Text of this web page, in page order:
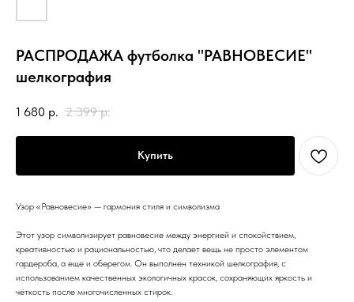
РАСПРОДАЖА футболка "РАВНОВЕСИЕ"
шелкография
1 680 р. 2 399 р.
Купить
Узор «Равновесие» — гармония стиля и символизма
Этот узор символизирует равновесие между энергией и спокойствием,
креативностью и рациональностью, что делает вещь не просто элементом
гардероба, а еще и оберегом. Он выполнен техникой шелкография, с
использованием качественных экологичных красок, сохраняющих яркость и
чёткость после многочисленных стирок.